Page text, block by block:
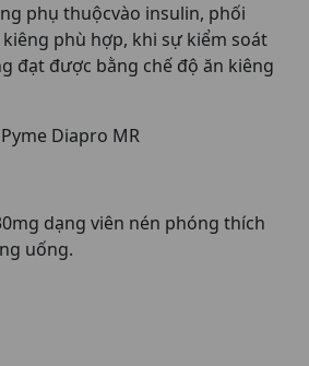
phụ thuộcvào insulin, phối
phù hợp, khi sự kiểm soát
đạt được bằng chế độ ăn kiêng
Diapro MR
dạng viên nén phóng thích
uống.